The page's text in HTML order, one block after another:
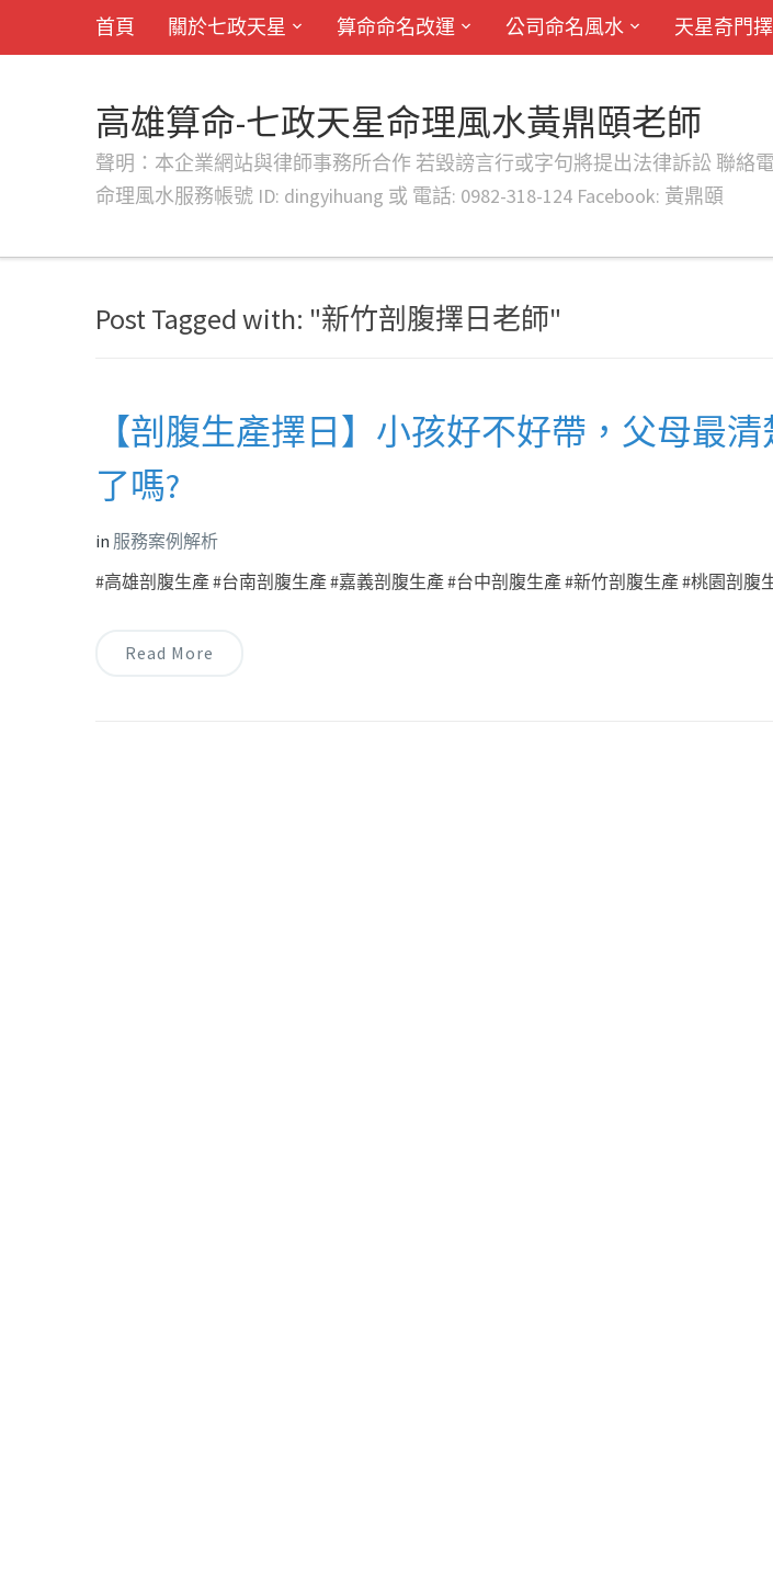
首頁 關於七政天星 算命命名改運 公司命名風水 天星奇門
高雄算命-七政天星命理風水黃鼎頤老師
聲明：本企業網站與律師事務所合作 若毀謗言行或字句將提出法律訴訟 聯絡電
命理風水服務帳號 ID: dingyihuang 或 電話: 0982-318-124 Facebook: 黃鼎頤
Post Tagged with: "新竹剖腹擇日老師"
【剖腹生產擇日】小孩好不好帶，父母最
了嗎?
in 服務案例解析
#高雄剖腹生產 #台南剖腹生產 #嘉義剖腹生產 #台中剖腹生產 #新竹剖腹生產 #桃園剖腹
Read More